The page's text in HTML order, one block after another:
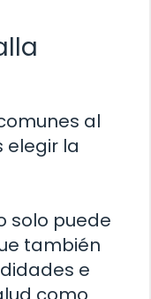
al
elegir la
solo puede
también
e